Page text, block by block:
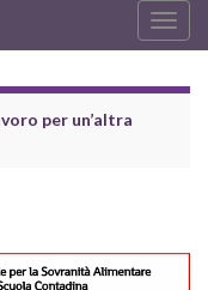
la
per un’altra